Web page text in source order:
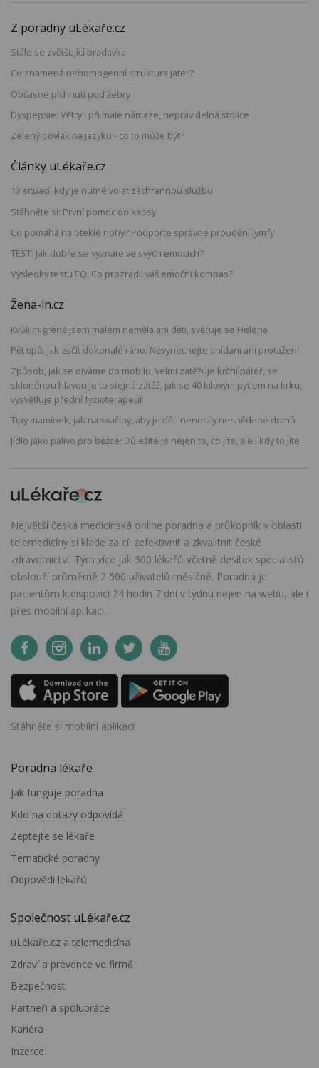
Z poradny uLékaře.cz
Stále se zvětšující bradavka
Co znamená nehomogenní struktura jater?
Občasné píchnutí pod žebry
Dyspepsie: Větry i při malé námaze, nepravidelná stolice
Zelený povlak na jazyku - co to může být?
Články uLékaře.cz
13 situací, kdy je nutné volat záchrannou službu
Stáhněte si: První pomoc do kapsy
Co pomáhá na oteklé nohy? Podpořte správné proudění lymfy
TEST: Jak dobře se vyznáte ve svých emocích?
Výsledky testu EQ: Co prozradil váš emoční kompas?
Žena-in.cz
Kvůli migréně jsem málem neměla ani děti, svěřuje se Helena
Pět tipů, jak začít dokonalé ráno. Nevynechejte snídani ani protažení
Způsob, jak se díváme do mobilu, velmi zatěžuje krční páteř, se
skloněnou hlavou je to stejná zátěž, jak se 40 kilovým pytlem na krku,
vysvětluje přední fyzioterapeut
Tipy maminek, jak na svačiny, aby je děti nenosily nesnědené domů
Jídlo jako palivo pro běžce: Důležité je nejen to, co jíte, ale i kdy to jíte
Největší česká medicínská online poradna a průkopník v oblasti
telemedicíny si klade za cíl zefektivnit a zkvalitnit české
zdravotnictví. Tým více jak 300 lékařů včetně desítek specialistů
obslouží průměrně 2 500 uživatelů měsíčně. Poradna je
pacientům k dispozici 24 hodin 7 dní v týdnu nejen na webu, ale i
přes mobilní aplikaci.
Stáhněte si mobilní aplikaci
Poradna lékaře
Jak funguje poradna
Kdo na dotazy odpovídá
Zeptejte se lékaře
Tematické poradny
Odpovědi lékařů
Společnost uLékaře.cz
uLékaře.cz a telemedicína
Zdraví a prevence ve firmě
Bezpečnost
Partneři a spolupráce
Kariéra
Inzerce